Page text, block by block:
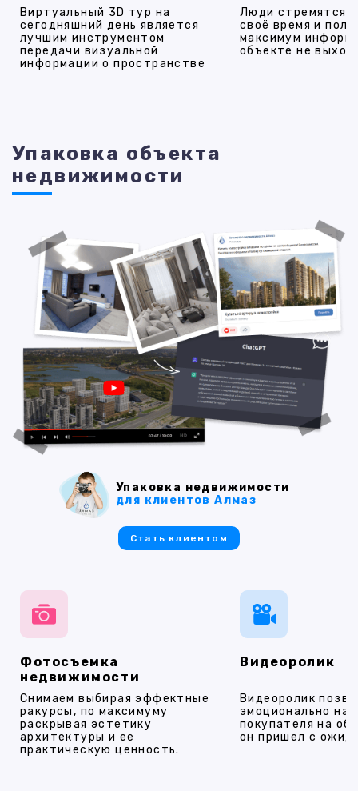
Виртуальный 3D тур на
сегодняшний день является
лучшим инструментом
передачи визуальной
информации о пространстве
Люди стремятся
своё время и
максимум
объекте не
Упаковка объекта
недвижимости
Фотосъемка
недвижимости
Снимаем выбирая эффектные
ракурсы, по максимуму
раскрывая эстетику
архитектуры и ее
практическую ценность.
Видеоролик
Видеоролик
эмоционально
покупателя на
он пришел с
Упаковка недвижимости
для клиентов Алмаз
Стать клиентом